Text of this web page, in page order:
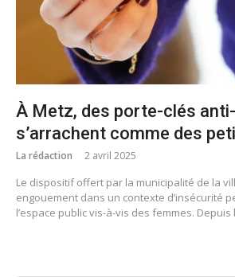
À Metz, des porte-clés
s’arrachent comme des
La rédaction 2 avril 2025
Le dispositif offert par la municipalité de la
engouement dans un contexte d’insécurité
l’espace public vis-à-vis des femmes. Depuis